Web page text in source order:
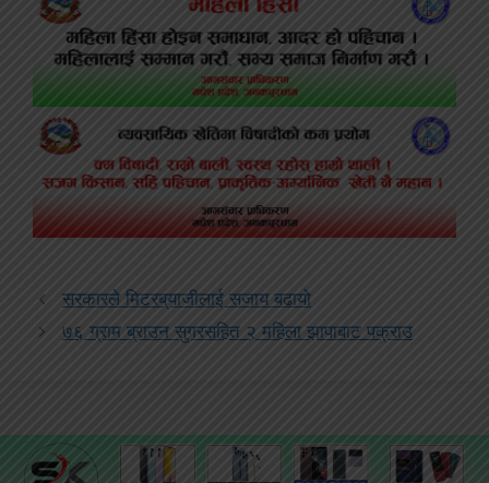
सरकारले मिटरब्याजीलाई सजाय बढायो
७६ ग्राम ब्राउन सुगरसहित २ महिला झापाबाट पक्राउ